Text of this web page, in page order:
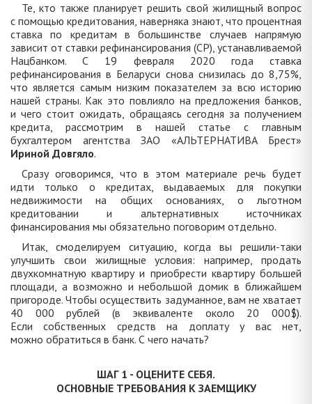
Те, кто также планирует решить свой жилищный вопрос
с помощью кредитования, наверняка знают, что процентная
ставка по кредитам в большинстве случаев напрямую
зависит от ставки рефинансирования (СР), устанавливаемой
Нацбанком. С 19 февраля 2020 года ставка
рефинансирования в Беларуси снова снизилась до 8,75%,
что является самым низким показателем за всю историю
нашей страны. Как это повлияло на предложения банков,
и чего стоит ожидать, обращаясь сегодня за получением
кредита, рассмотрим в нашей статье с главным
бухгалтером агентства ЗАО «АЛЬТЕРНАТИВА Брест»
Ириной Довгяло.
Сразу оговоримся, что в этом материале речь будет
идти только о кредитах, выдаваемых для покупки
недвижимости на общих основаниях, о льготном
кредитовании и альтернативных источниках
финансирования мы обязательно поговорим отдельно.
Итак, смоделируем ситуацию, когда вы решили-таки
улучшить свои жилищные условия: например, продать
двухкомнатную квартиру и приобрести квартиру большей
площади, а возможно и небольшой домик в ближайшем
пригороде. Чтобы осуществить задуманное, вам не хватает
40 000 рублей (в эквиваленте около 20 000$).
Если собственных средств на доплату у вас нет,
можно обратиться в банк. С чего начать?
ШАГ 1 - ОЦЕНИТЕ СЕБЯ.
ОСНОВНЫЕ ТРЕБОВАНИЯ К ЗАЕМЩИКУ